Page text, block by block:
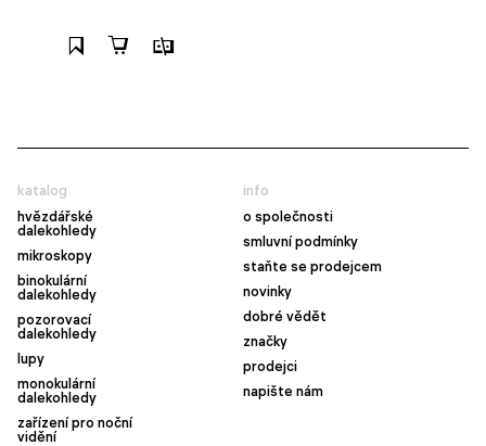
katalog
hvězdářské
dalekohledy
mikroskopy
binokulární
dalekohledy
pozorovací
dalekohledy
lupy
monokulární
dalekohledy
zařízení pro noční
vidění
info
o společnosti
smluvní podmínky
staňte se prodejcem
novinky
dobré vědět
značky
prodejci
napište nám